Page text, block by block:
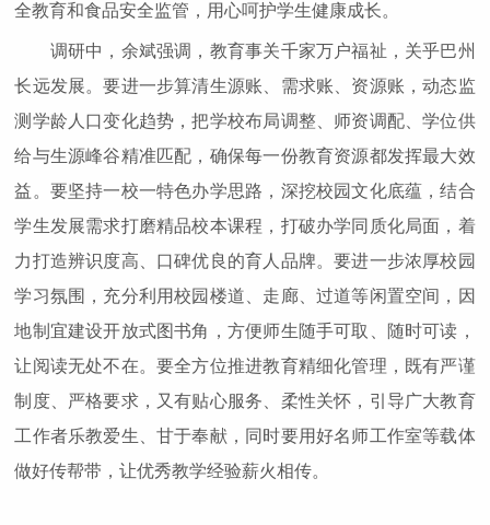
全教育和食品安全监管，用心呵护学生健康成长。
调研中，余斌强调，教育事关千家万户福祉，关乎巴州
长远发展。要进一步算清生源账、需求账、资源账，动态监
测学龄人口变化趋势，把学校布局调整、师资调配、学位供
给与生源峰谷精准匹配，确保每一份教育资源都发挥最大效
益。要坚持一校一特色办学思路，深挖校园文化底蕴，结合
学生发展需求打磨精品校本课程，打破办学同质化局面，着
力打造辨识度高、口碑优良的育人品牌。要进一步浓厚校园
学习氛围，充分利用校园楼道、走廊、过道等闲置空间，因
地制宜建设开放式图书角，方便师生随手可取、随时可读，
让阅读无处不在。要全方位推进教育精细化管理，既有严谨
制度、严格要求，又有贴心服务、柔性关怀，引导广大教育
工作者乐教爱生、甘于奉献，同时要用好名师工作室等载体
做好传帮带，让优秀教学经验薪火相传。